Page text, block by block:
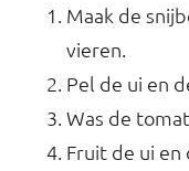
Maak de
vieren.
Pel de ui en
Was de
Fruit de ui